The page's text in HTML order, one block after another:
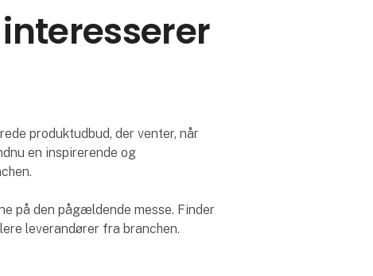
produktudbud, der venter, når
en inspirerende og
på den pågældende messe. Finder
leverandører fra branchen.